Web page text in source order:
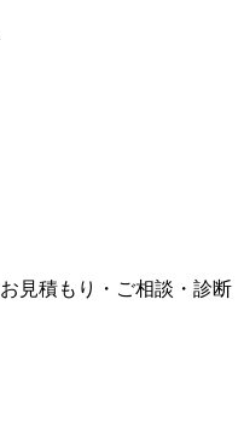
お見積もり・ご相談・診断